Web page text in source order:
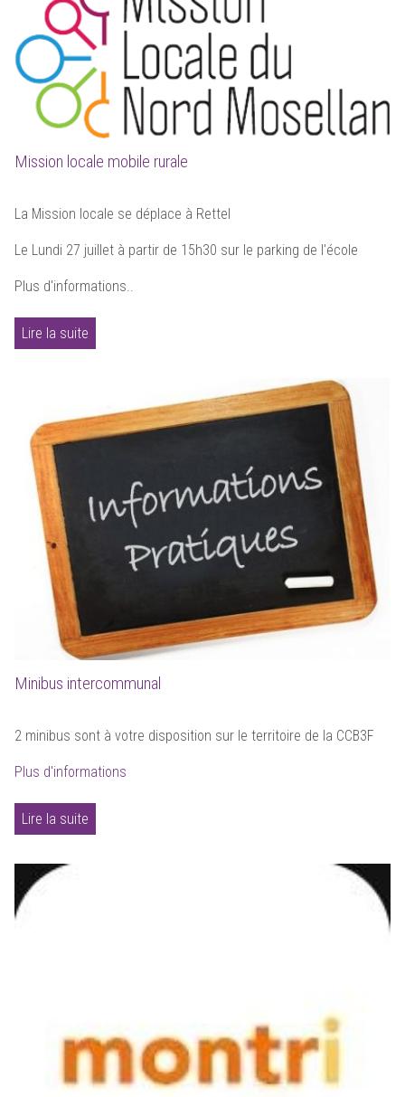
Mission locale mobile rurale
La Mission locale se déplace à Rettel
Le Lundi 27 juillet à partir de 15h30 sur le parking de l'école
Plus d'informations..
Lire la suite
Minibus intercommunal
2 minibus sont à votre disposition sur le territoire de la CCB3F
Plus d'informations
Lire la suite